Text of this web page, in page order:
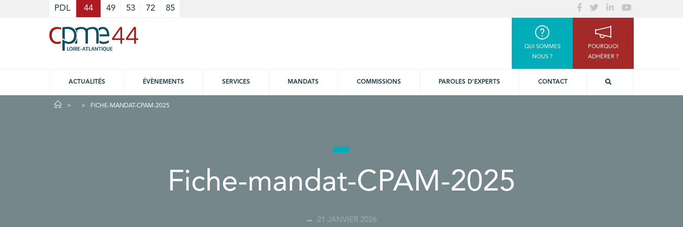
PDL 44 49 53 72 85
QUI SOMMES
NOUS ?
POURQUOI
ADHÉRER ?
ACTUALITÉS ÉVÈNEMENTS SERVICES MANDATS COMMISSIONS PAROLES D’EXPERTS CONTACT
FICHE-MANDAT-CPAM-2025
Fiche-mandat-CPAM-2025
21 JANVIER 2026
Cookies management panel